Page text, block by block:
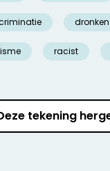
dronken
racist
tekening